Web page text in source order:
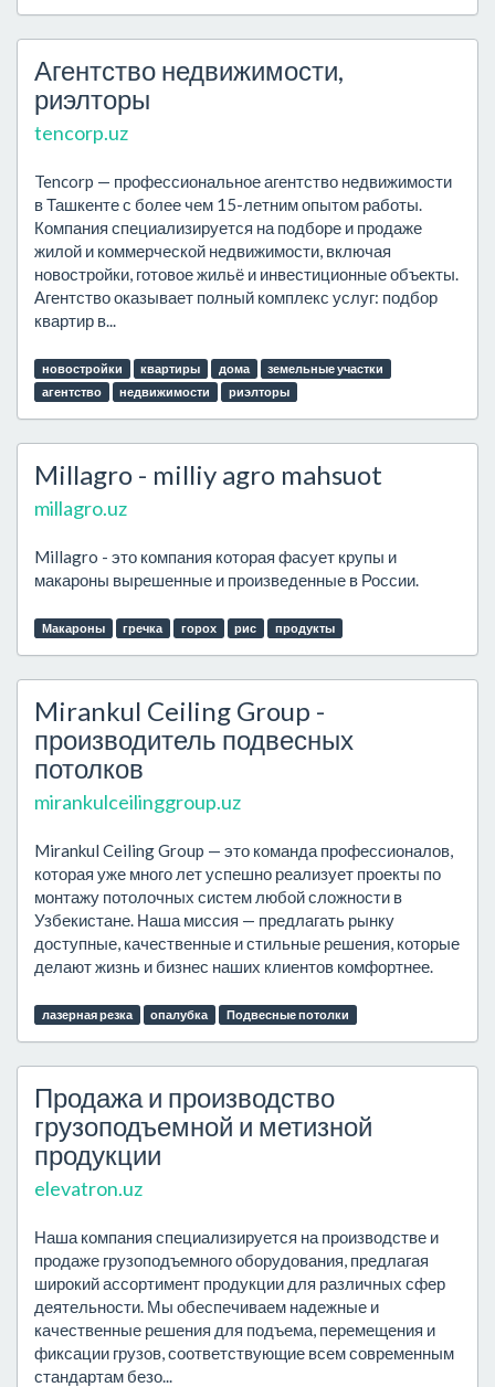
Агентство недвижимости,
риэлторы
tencorp.uz
Tencorp — профессиональное агентство недвижимости
в Ташкенте с более чем 15-летним опытом работы.
Компания специализируется на подборе и продаже
жилой и коммерческой недвижимости, включая
новостройки, готовое жильё и инвестиционные объекты.
Агентство оказывает полный комплекс услуг: подбор
квартир в...
новостройки квартиры дома
земельные участки
агентство
недвижимости риэлторы
Millagro - milliy agro mahsuot
millagro.uz
Millagro - это компания которая фасует крупы и
макароны вырешенные и произведенные в России.
Макароны гречка горох рис продукты
Mirankul Ceiling Group -
производитель подвесных
потолков
mirankulceilinggroup.uz
Mirankul Ceiling Group — это команда профессионалов,
которая уже много лет успешно реализует проекты по
монтажу потолочных систем любой сложности в
Узбекистане. Наша миссия — предлагать рынку
доступные, качественные и стильные решения, которые
делают жизнь и бизнес наших клиентов комфортнее.
лазерная резка опалубка Подвесные потолки
Продажа и производство
грузоподъемной и метизной
продукции
elevatron.uz
Наша компания специализируется на производстве и
продаже грузоподъемного оборудования, предлагая
широкий ассортимент продукции для различных сфер
деятельности. Мы обеспечиваем надежные и
качественные решения для подъема, перемещения и
фиксации грузов, соответствующие всем современным
стандартам безо...